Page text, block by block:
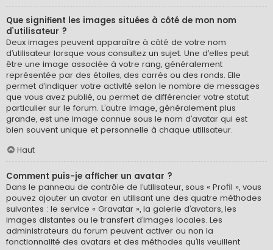
Que signifient les images situées à côté de mon nom
d’utilisateur ?
Deux images peuvent apparaître à côté de votre nom
d’utilisateur lorsque vous consultez un sujet. Une d’elles peut
être une image associée à votre rang, généralement
représentée par des étoiles, des carrés ou des ronds. Elle
permet d’indiquer votre activité selon le nombre de messages
que vous avez publié, ou permet de différencier votre statut
particulier sur le forum. L’autre image, généralement plus
grande, est une image connue sous le nom d’avatar qui est
bien souvent unique et personnelle à chaque utilisateur.
Haut
Comment puis-je afficher un avatar ?
Dans le panneau de contrôle de l’utilisateur, sous « Profil », vous
pouvez ajouter un avatar en utilisant une des quatre méthodes
suivantes : le service « Gravatar », la galerie d’avatars, les
images distantes ou le transfert d’images locales. Les
administrateurs du forum peuvent activer ou non la
fonctionnalité des avatars et des méthodes qu’ils veuillent